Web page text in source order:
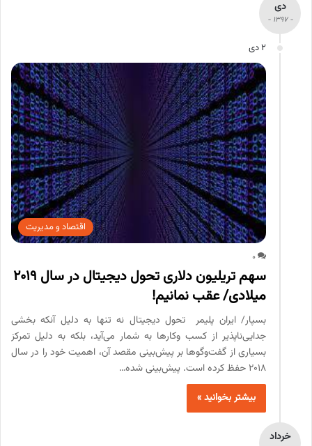
دی
- 1397 -
2 دی
اقتصاد و مدیریت
0
سهم تریلیون دلاری تحول دیجیتال در سال 2019
میلادی/ عقب نمانیم!
بسپار/ ایران پلیمر تحول دیجیتال نه تنها به دلیل آنکه بخشی
جدایی‌ناپذیر از کسب وکارها به شمار می‌آید، بلکه به دلیل تمرکز
بسیاری از گفت‌وگوها بر پیش‌بینی مقصد آن، اهمیت خود را در سال
۲۰۱۸ حفظ کرده است. پیش‌بینی شده…
بیشتر بخوانید »
خرداد